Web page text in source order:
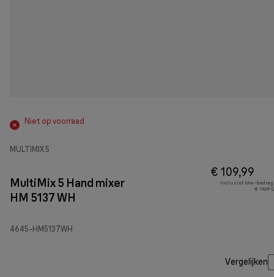
Niet op voorraad
MULTIMIX 5
MultiMix 5 Hand mixer
HM 5137 WH
4645-HM5137WH
€ 109,99
Inclusief btw-bedrag
€ 19,09
Vergelijken